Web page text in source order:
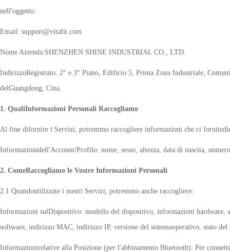
nell'oggetto:
Email: support@vitafit.com
Nome Azienda:SHENZHEN SHINE INDUSTRIAL CO., LTD.
IndirizzoRegistrato: 2° e 3° Piano, Edificio 5, Prima Zona Industriale,
delGuangdong, Cina.
1. QualiInformazioni Personali Raccogliamo
Al fine difornire i Servizi, potremmo raccogliere informazioni che ci
Informazionidell'Account/Profilo: nome, sesso, altezza, data di nascita,
2. ComeRaccogliamo le Vostre Informazioni Personali
2.1 Quandoutilizzate i nostri Servizi, potremmo anche raccogliere:
Informazioni sulDispositivo: modello del dispositivo, informazioni hardware,
software, indirizzo MAC, indirizzo IP, versione del sistemaoperativo, stato
Informazionirelative alla Posizione (per l'abbinamento Bluetooth): Per